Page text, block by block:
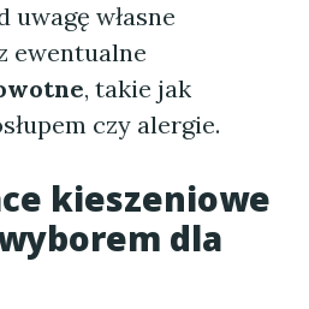
uwagę własne
ewentualne
, takie jak
czy alergie.
kieszeniowe
dla